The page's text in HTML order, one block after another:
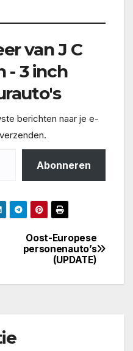
van J C
- 3 inch
berichten naar je e-
Abonneren
Oost-Europese
personenauto’s
(UPDATE)